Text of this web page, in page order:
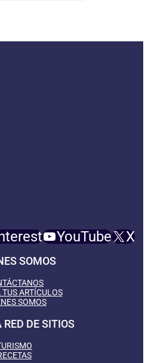
YouTube X
SOMOS
ARTÍCULOS
SOMOS
RED DE SITIOS